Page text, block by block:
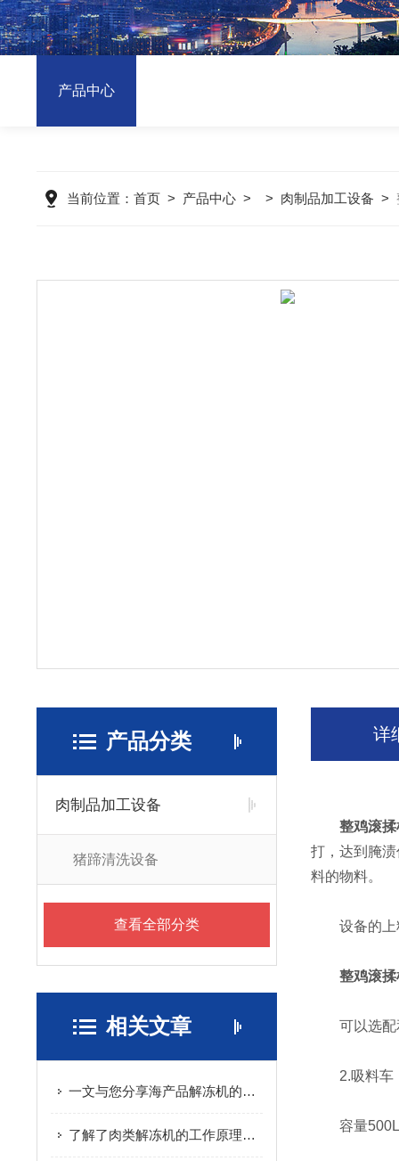
产品中心
当前位置： 首页> 产品中心> > 肉制品加工设备 >
产品分类
肉制品加工设备
猪蹄清洗设备
查看全部分类
相关文章
一文与您分享海产品解冻机的产品特点
了解了肉类解冻机的工作原理才能更好的使用它
详
整鸡滚揉
打，达到腌
料的物料。
设备的上料
整鸡滚揉
可以选配和
2.吸料车
容量500L,